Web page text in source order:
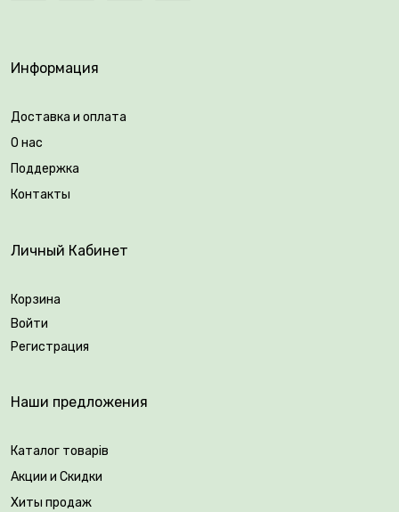
Информация
Доставка и оплата
О нас
Поддержка
Контакты
Личный Кабинет
Корзина
Войти
Регистрация
Наши предложения
Каталог товарів
Акции и Скидки
Хиты продаж